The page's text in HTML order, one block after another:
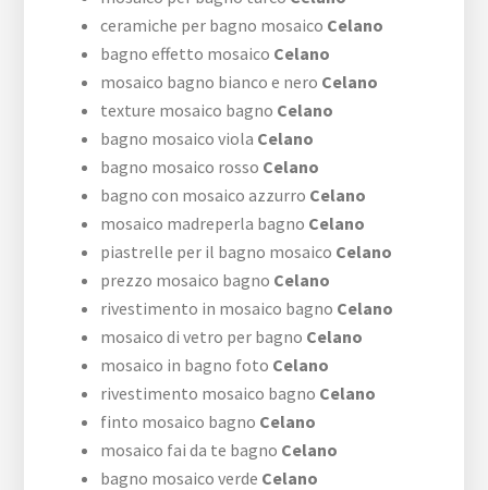
ceramiche per bagno mosaico Celano
bagno effetto mosaico Celano
mosaico bagno bianco e nero Celano
texture mosaico bagno Celano
bagno mosaico viola Celano
bagno mosaico rosso Celano
bagno con mosaico azzurro Celano
mosaico madreperla bagno Celano
piastrelle per il bagno mosaico Celano
prezzo mosaico bagno Celano
rivestimento in mosaico bagno Celano
mosaico di vetro per bagno Celano
mosaico in bagno foto Celano
rivestimento mosaico bagno Celano
finto mosaico bagno Celano
mosaico fai da te bagno Celano
bagno mosaico verde Celano